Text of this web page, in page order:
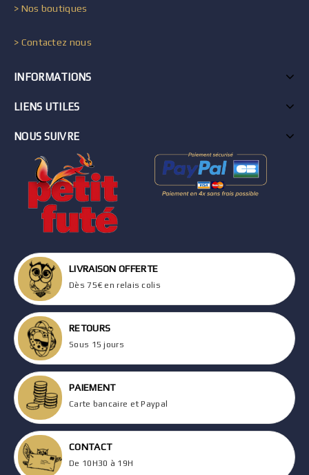
> Nos boutiques
> Contactez nous
INFORMATIONS
LIENS UTILES
NOUS SUIVRE
LIVRAISON OFFERTE
Dès 75€ en relais colis
RETOURS
Sous 15 jours
PAIEMENT
Carte bancaire et Paypal
CONTACT
De 10H30 à 19H